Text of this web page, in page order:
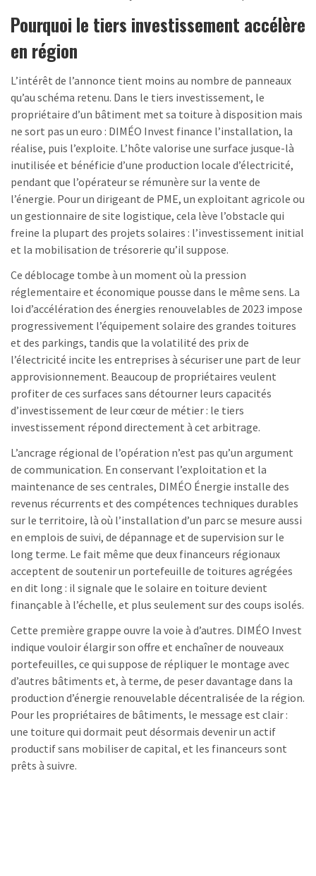
Pourquoi le tiers investissement accélère
en région
L’intérêt de l’annonce tient moins au nombre de panneaux
qu’au schéma retenu. Dans le tiers investissement, le
propriétaire d’un bâtiment met sa toiture à disposition mais
ne sort pas un euro : DIMÉO Invest finance l’installation, la
réalise, puis l’exploite. L’hôte valorise une surface jusque-là
inutilisée et bénéficie d’une production locale d’électricité,
pendant que l’opérateur se rémunère sur la vente de
l’énergie. Pour un dirigeant de PME, un exploitant agricole ou
un gestionnaire de site logistique, cela lève l’obstacle qui
freine la plupart des projets solaires : l’investissement initial
et la mobilisation de trésorerie qu’il suppose.
Ce déblocage tombe à un moment où la pression
réglementaire et économique pousse dans le même sens. La
loi d’accélération des énergies renouvelables de 2023 impose
progressivement l’équipement solaire des grandes toitures
et des parkings, tandis que la volatilité des prix de
l’électricité incite les entreprises à sécuriser une part de leur
approvisionnement. Beaucoup de propriétaires veulent
profiter de ces surfaces sans détourner leurs capacités
d’investissement de leur cœur de métier : le tiers
investissement répond directement à cet arbitrage.
L’ancrage régional de l’opération n’est pas qu’un argument
de communication. En conservant l’exploitation et la
maintenance de ses centrales, DIMÉO Énergie installe des
revenus récurrents et des compétences techniques durables
sur le territoire, là où l’installation d’un parc se mesure aussi
en emplois de suivi, de dépannage et de supervision sur le
long terme. Le fait même que deux financeurs régionaux
acceptent de soutenir un portefeuille de toitures agrégées
en dit long : il signale que le solaire en toiture devient
finançable à l’échelle, et plus seulement sur des coups isolés.
Cette première grappe ouvre la voie à d’autres. DIMÉO Invest
indique vouloir élargir son offre et enchaîner de nouveaux
portefeuilles, ce qui suppose de répliquer le montage avec
d’autres bâtiments et, à terme, de peser davantage dans la
production d’énergie renouvelable décentralisée de la région.
Pour les propriétaires de bâtiments, le message est clair :
une toiture qui dormait peut désormais devenir un actif
productif sans mobiliser de capital, et les financeurs sont
prêts à suivre.